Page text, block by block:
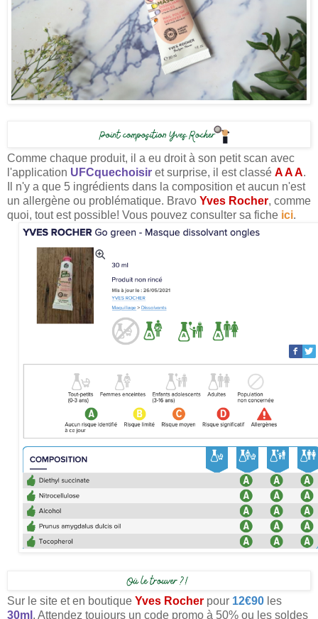
Comme chaque produit, il a eu droit à son petit scan avec
l'application UFCquechoisir et surprise, il est classé A A A.
Il n'y a que 5 ingrédients dans la composition et aucun n'est
un allergène ou problématique. Bravo Yves Rocher, comme
quoi, tout est possible! Vous pouvez consulter sa fiche ici.
Sur le site et en boutique Yves Rocher pour 12€90 les
30ml . Attendez toujours un code promo à 50% ou les soldes